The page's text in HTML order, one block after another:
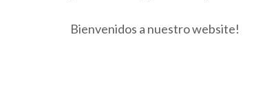
Bienvenidos a nuestro website!